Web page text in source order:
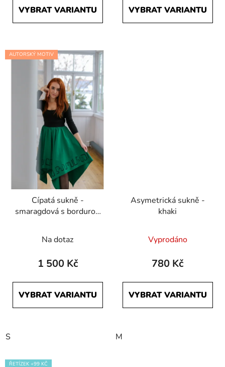
VYBRAT VARIANTU VYBRAT VARIANTU
AUTORSKÝ MOTIV
Cípatá sukně -
smaragdová s bordurou
Na dotaz
1 500 Kč
VYBRAT VARIANTU
S
Asymetrická sukně -
khaki
Vyprodáno
780 Kč
VYBRAT VARIANTU
M
ŘETÍZEK +99 KČ